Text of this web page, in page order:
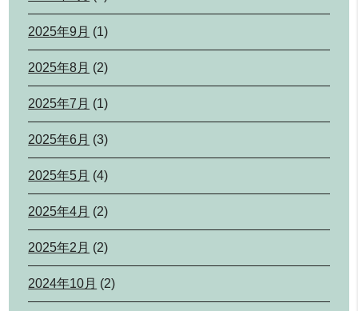
2025年9月 (1)
2025年8月 (2)
2025年7月 (1)
2025年6月 (3)
2025年5月 (4)
2025年4月 (2)
2025年2月 (2)
2024年10月 (2)